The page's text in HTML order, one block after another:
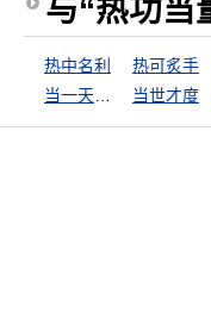
与“热功当
热中名利 热可炙手
当世才度